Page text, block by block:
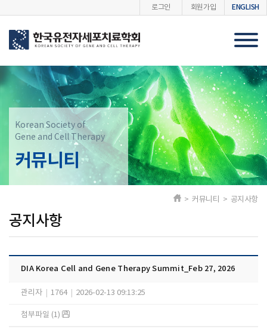
로그인 회원가입 ENGLISH
Korean Society of
Gene and Cell Therapy
커뮤니티
공지사항
> 커뮤니티 > 공지사항
DIA Korea Cell and Gene Therapy Summit_Feb 27, 2026
관리자 1764 2026-02-13 09:13:25
첨부파일 (1)